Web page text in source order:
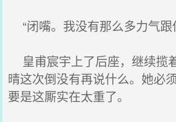
“闭嘴。我没有那么多力气跟
皇甫宸宇上了后座，继续揽
晴这次倒没有再说什么。她必
要是这厮实在太重了。